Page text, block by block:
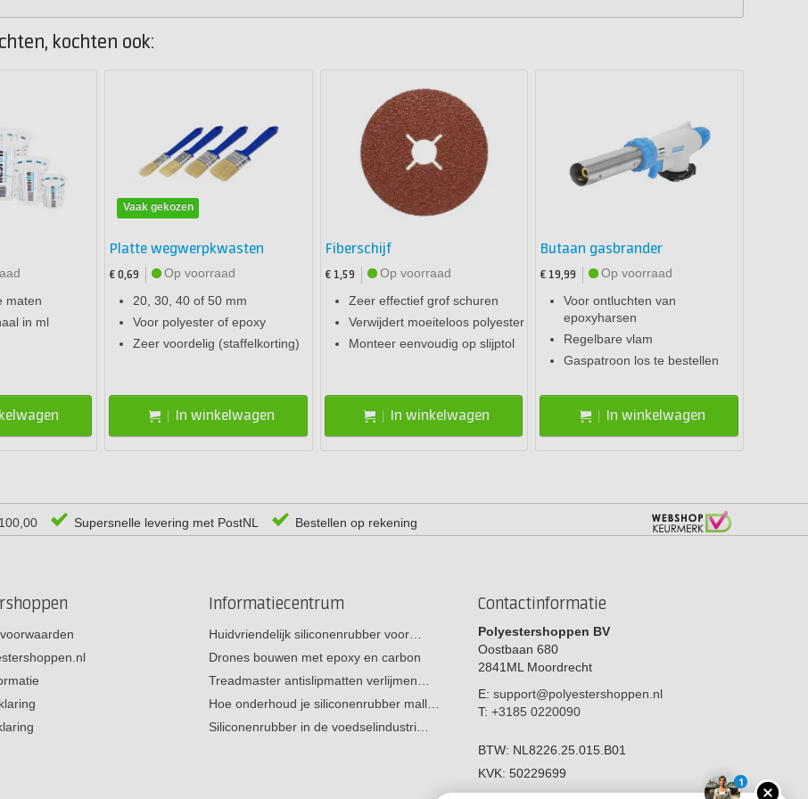
kochten ook:
maten
in ml
Vaak gekozen
Platte wegwerpkwasten
€ 0,69
Op voorraad
20, 30, 40 of 50 mm
Voor polyester of epoxy
Zeer voordelig (staffelkorting)
In winkelwagen
Fiberschijf
€ 1,59
Op voorraad
Zeer effectief grof schuren
Verwijdert moeiteloos polyester
Monteer eenvoudig op slijptol
In winkelwagen
Butaan gasbrander
€ 19,99
Op voorraad
Voor ontluchten van
epoxyharsen
Regelbare vlam
Gaspatroon los te bestellen
In winkelwagen
Supersnelle levering met PostNL Bestellen op rekening
Informatiecentrum
Huidvriendelijk siliconenrubber voor…
Drones bouwen met epoxy en carbon
Treadmaster antislipmatten verlijmen…
Hoe onderhoud je siliconenrubber mall…
Siliconenrubber in de voedselindustri…
Contactinformatie
Polyestershoppen BV
Oostbaan 680
2841ML Moordrecht
E: support@polyestershoppen.nl
T: +3185 0220090
BTW: NL8226.25.015.B01
KVK: 50229699
1